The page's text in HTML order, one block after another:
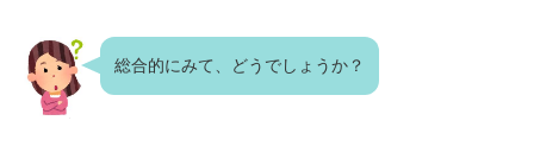
総合的にみて、どうでしょうか？